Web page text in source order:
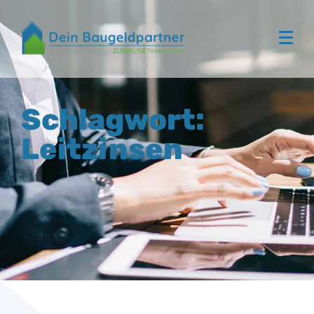
Schlagwort:
Leitzinsen